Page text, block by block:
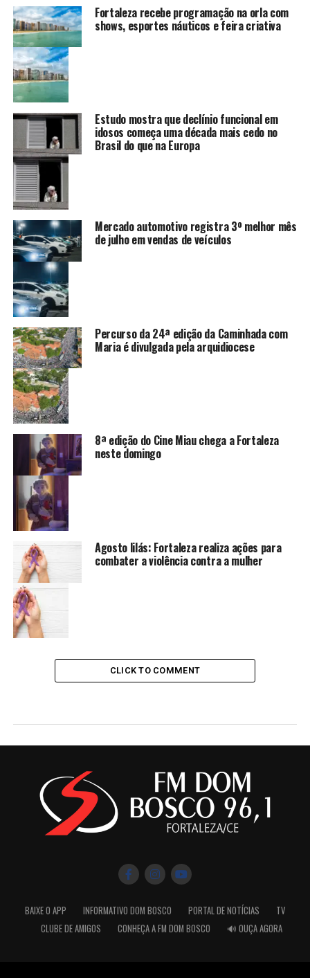
Fortaleza recebe programação na orla com
shows, esportes náuticos e feira criativa
Estudo mostra que declínio funcional em
idosos começa uma década mais cedo no
Brasil do que na Europa
Mercado automotivo registra 3º melhor mês
de julho em vendas de veículos
Percurso da 24ª edição da Caminhada com
Maria é divulgada pela arquidiocese
8ª edição do Cine Miau chega a Fortaleza
neste domingo
Agosto lilás: Fortaleza realiza ações para
combater a violência contra a mulher
CLICK TO COMMENT
BAIXE O APP INFORMATIVO DOM BOSCO PORTAL DE NOTÍCIAS
TV
CLUBE DE AMIGOS
CONHEÇA A FM DOM BOSCO 🔊 OUÇA AGORA